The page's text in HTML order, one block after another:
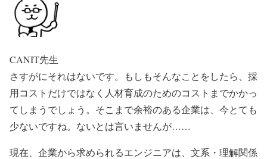
CANIT先生
さすがにそれはないです。もしもそんなことをしたら、採
用コストだけではなく人材育成のためのコストまでかかっ
てしまうでしょう。そこまで余裕のある企業は、今とても
少ないですね。ないとは言いませんが……
現在、企業から求められるエンジニアは、文系・理解関係